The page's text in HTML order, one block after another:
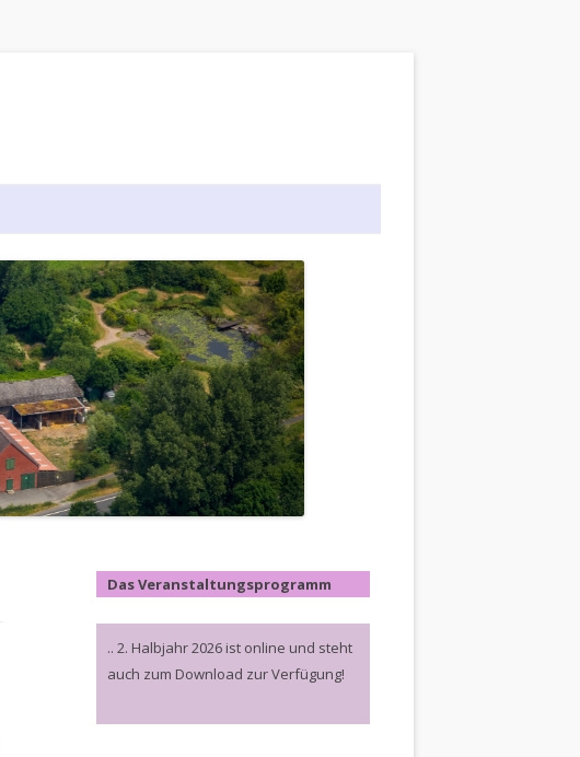
Das Veranstaltungsprogramm
.. 2. Halbjahr 2026 ist online und steht
auch zum Download zur Verfügung!